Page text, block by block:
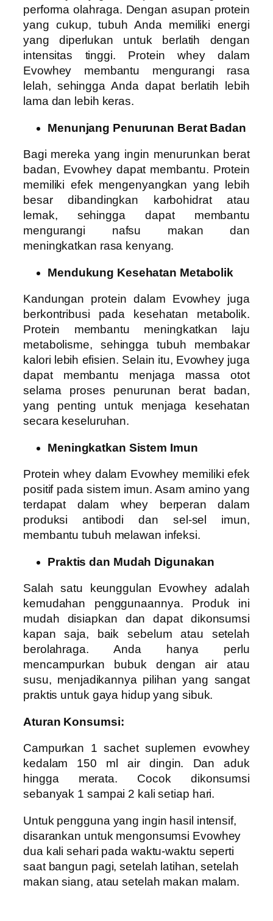
performa olahraga. Dengan asupan protein
yang cukup, tubuh Anda memiliki energi
yang diperlukan untuk berlatih dengan
intensitas tinggi. Protein whey dalam
Evowhey membantu mengurangi rasa
lelah, sehingga Anda dapat berlatih lebih
lama dan lebih keras.
Menunjang Penurunan Berat Badan
Bagi mereka yang ingin menurunkan berat
badan, Evowhey dapat membantu. Protein
memiliki efek mengenyangkan yang lebih
besar dibandingkan karbohidrat atau
lemak, sehingga dapat membantu
mengurangi nafsu makan dan
meningkatkan rasa kenyang.
Mendukung Kesehatan Metabolik
Kandungan protein dalam Evowhey juga
berkontribusi pada kesehatan metabolik.
Protein membantu meningkatkan laju
metabolisme, sehingga tubuh membakar
kalori lebih efisien. Selain itu, Evowhey juga
dapat membantu menjaga massa otot
selama proses penurunan berat badan,
yang penting untuk menjaga kesehatan
secara keseluruhan.
Meningkatkan Sistem Imun
Protein whey dalam Evowhey memiliki efek
positif pada sistem imun. Asam amino yang
terdapat dalam whey berperan dalam
produksi antibodi dan sel-sel imun,
membantu tubuh melawan infeksi.
Praktis dan Mudah Digunakan
Salah satu keunggulan Evowhey adalah
kemudahan penggunaannya. Produk ini
mudah disiapkan dan dapat dikonsumsi
kapan saja, baik sebelum atau setelah
berolahraga. Anda hanya perlu
mencampurkan bubuk dengan air atau
susu, menjadikannya pilihan yang sangat
praktis untuk gaya hidup yang sibuk.
Aturan Konsumsi:
Campurkan 1 sachet suplemen evowhey
kedalam 150 ml air dingin. Dan aduk
hingga merata. Cocok dikonsumsi
sebanyak 1 sampai 2 kali setiap hari.
Untuk pengguna yang ingin hasil intensif,
disarankan untuk mengonsumsi Evowhey
dua kali sehari pada waktu-waktu seperti
saat bangun pagi, setelah latihan, setelah
makan siang, atau setelah makan malam.